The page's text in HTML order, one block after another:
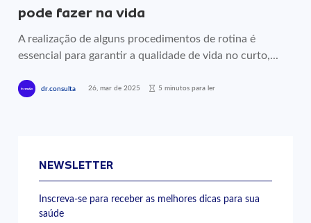
pode fazer na vida
A realização de alguns procedimentos de rotina é
essencial para garantir a qualidade de vida no curto,...
dr.consulta 26, mar de 2025 5 minutos para ler
NEWSLETTER
Inscreva-se para receber as melhores dicas para sua
saúde